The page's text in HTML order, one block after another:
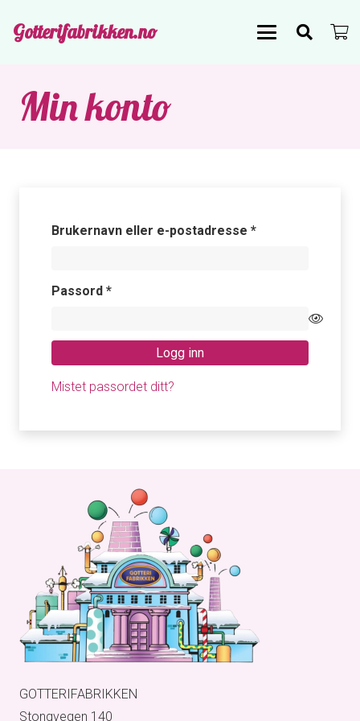
Gotterifabrikken.no
Min konto
Brukernavn eller e-postadresse *Påkrevd
Passord *Påkrevd
Logg inn
Mistet passordet ditt?
GOTTERIFABRIKKEN
Stongvegen 140